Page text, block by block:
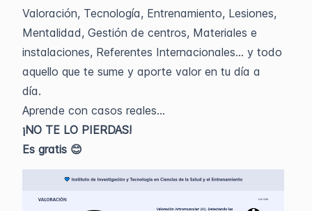
Valoración, Tecnología, Entrenamiento, Lesiones,
Mentalidad, Gestión de centros, Materiales e
instalaciones, Referentes Internacionales... y todo
aquello que te sume y aporte valor en tu día a
día.
Aprende con casos reales...
¡NO TE LO PIERDAS!
Es gratis 😊